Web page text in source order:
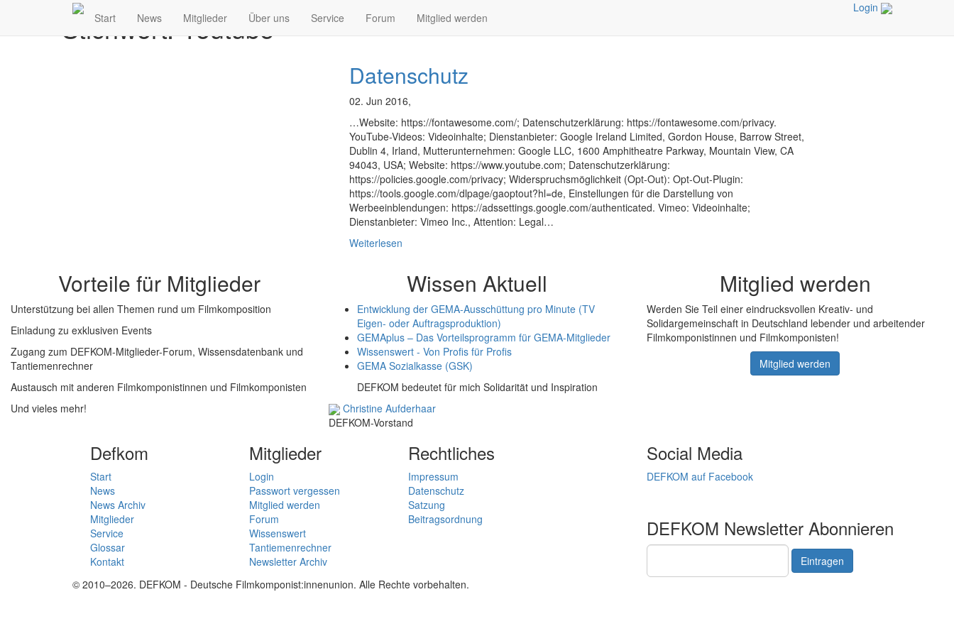
Login
Start News Mitglieder Über uns Service Forum Mitglied werden
Stichwort: Youtube
Datenschutz
02. Jun 2016,
…Website: https://fontawesome.com/; Datenschutzerklärung: https://fontawesome.com/privacy.
YouTube-Videos: Videoinhalte; Dienstanbieter: Google Ireland Limited, Gordon House, Barrow Street,
Dublin 4, Irland, Mutterunternehmen: Google LLC, 1600 Amphitheatre Parkway, Mountain View, CA
94043, USA; Website: https://www.youtube.com; Datenschutzerklärung:
https://policies.google.com/privacy; Widerspruchsmöglichkeit (Opt-Out): Opt-Out-Plugin:
https://tools.google.com/dlpage/gaoptout?hl=de, Einstellungen für die Darstellung von
Werbeeinblendungen: https://adssettings.google.com/authenticated. Vimeo: Videoinhalte;
Dienstanbieter: Vimeo Inc., Attention: Legal…
Weiterlesen
Vorteile für Mitglieder
Unterstützung bei allen Themen rund um Filmkomposition
Einladung zu exklusiven Events
Zugang zum DEFKOM-Mitglieder-Forum, Wissensdatenbank und
Tantiemenrechner
Austausch mit anderen Filmkomponistinnen und Filmkomponisten
Und vieles mehr!
Wissen Aktuell
Entwicklung der GEMA-Ausschüttung pro Minute (TV
Eigen- oder Auftragsproduktion)
GEMAplus – Das Vorteilsprogramm für GEMA-Mitglieder
Wissenswert - Von Profis für Profis
GEMA Sozialkasse (GSK)
DEFKOM bedeutet für mich Solidarität und Inspiration
Christine Aufderhaar
DEFKOM-Vorstand
Mitglied werden
Werden Sie Teil einer eindrucksvollen Kreativ- und
Solidargemeinschaft in Deutschland lebender und arbeitender
Filmkomponistinnen und Filmkomponisten!
Mitglied werden
Defkom
Start
News
News Archiv
Mitglieder
Service
Glossar
Kontakt
Mitglieder
Login
Passwort vergessen
Mitglied werden
Forum
Wissenswert
Tantiemenrechner
Newsletter Archiv
Rechtliches
Impressum
Datenschutz
Satzung
Beitragsordnung
Social Media
DEFKOM auf Facebook
DEFKOM Newsletter Abonnieren
© 2010–2026. DEFKOM - Deutsche Filmkomponist:innenunion. Alle Rechte vorbehalten.